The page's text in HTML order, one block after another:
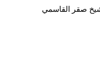
صقر القاسمي